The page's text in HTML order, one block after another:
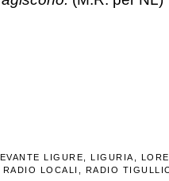
LIGURE LIGURIA
RADIO LOCALI RADIO